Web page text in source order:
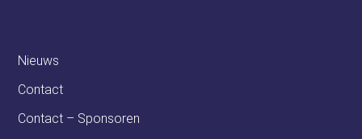
Nieuws
Contact
Contact – Sponsoren